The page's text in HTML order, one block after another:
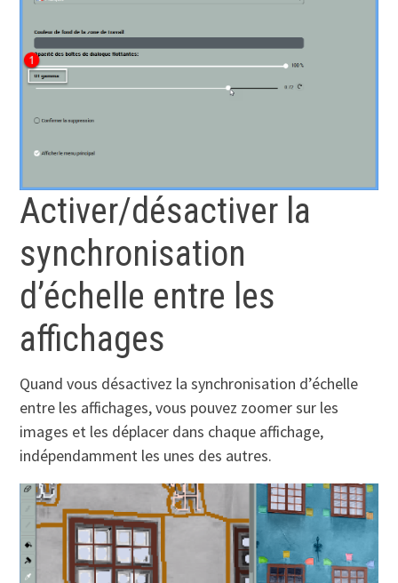
Activer/désactiver la
synchronisation
d’échelle entre les
affichages
Quand vous désactivez la synchronisation d’échelle
entre les affichages, vous pouvez zoomer sur les
images et les déplacer dans chaque affichage,
indépendamment les unes des autres.